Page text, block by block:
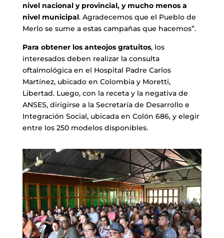
nivel nacional y provincial, y mucho menos a
nivel municipal. Agradecemos que el Pueblo de
Merlo se sume a estas campañas que hacemos”.
Para obtener los anteojos gratuitos, los
interesados deben realizar la consulta
oftalmológica en el Hospital Padre Carlos
Martínez, ubicado en Colombia y Moretti,
Libertad. Luego, con la receta y la negativa de
ANSES, dirigirse a la Secretaría de Desarrollo e
Integración Social, ubicada en Colón 686, y elegir
entre los 250 modelos disponibles.